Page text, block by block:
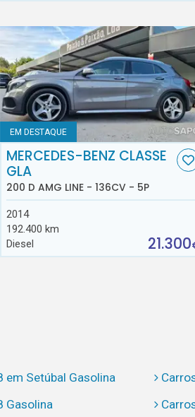
EM DESTAQUE
MERCEDES-BENZ CLASSE
GLA
200 D AMG LINE - 136CV - 5P
2014
192.400 km
Diesel
21.300
em Setúbal Gasolina
Gasolina